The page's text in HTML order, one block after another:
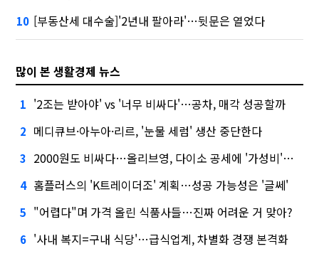
10 [부동산세 대수술]'2년내 팔아라'…뒷문은 열었다
많이 본 생활경제 뉴스
1 '2조는 받아야' vs '너무 비싸다'…공차, 매각 성공할까
2 메디큐브·아누아·리르, '눈물 세럼' 생산 중단한다
3 2000원도 비싸다…올리브영, 다이소 공세에 '가성비'로 맞불
4 홈플러스의 'K트레이더조' 계획…성공 가능성은 '글쎄'
5 "어렵다"며 가격 올린 식품사들…진짜 어려운 거 맞아?
6 '사내 복지=구내 식당'…급식업계, 차별화 경쟁 본격화